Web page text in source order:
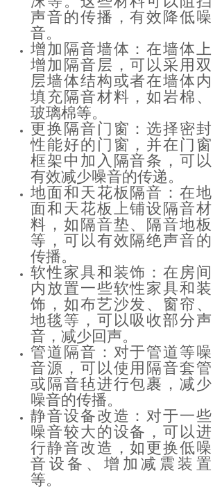
声音的传播，有效降低噪
音。
增加隔音墙体：在墙体上
增加隔音层，可以采用双
层墙体结构或者在墙体内
填充隔音材料，如岩棉、
玻璃棉等。
更换隔音门窗：选择密封
性能好的门窗，并在门窗
框架中加入隔音条，可以
有效减少噪音的传递。
地面和天花板隔音：在地
面和天花板上铺设隔音材
料，如隔音垫、隔音地板
等，可以有效隔绝声音的
传播。
软性家具和装饰：在房间
内放置一些软性家具和装
饰，如布艺沙发、窗帘、
地毯等，可以吸收部分声
音，减少回声。
管道隔音：对于管道等噪
音源，可以使用隔音套管
或隔音毡进行包裹，减少
噪音的传播。
静音设备改造：对于一些
噪音较大的设备，可以进
行静音改造，如更换低噪
音设备、增加减震装置
等。